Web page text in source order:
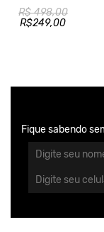
R$ 498,00
R$249,00
Fique sabendo